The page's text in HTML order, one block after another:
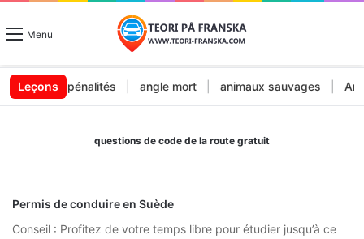
Menu
Leçonset pénalités angle mort animaux sauvages
questions de code de la route gratuit
Permis de conduire en Suède
Conseil : Profitez de votre temps libre pour étudier jusqu’à ce